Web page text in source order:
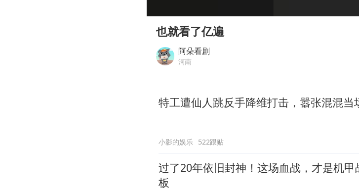
为鼓励女儿 41岁妈妈考上985
总书记关心百姓身边这些民生大
也就看了亿遍
阿朵看剧
河南
特工遭仙人跳反手降维打击，嚣张混混当
小影的娱乐 522跟贴
过了20年依旧封神！这场血战，才是机
板